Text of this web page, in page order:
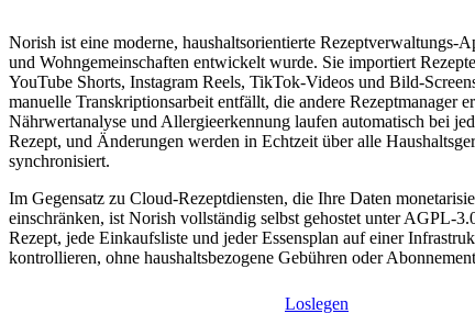
Norish ist eine moderne, haushaltsorientierte Rezeptverwaltungs-
und Wohngemeinschaften entwickelt wurde. Sie importiert
YouTube Shorts, Instagram Reels, TikTok-Videos und Bild-
manuelle Transkriptionsarbeit entfällt, die andere Rezeptmanager
Nährwertanalyse und Allergieerkennung laufen automatisch bei
Rezept, und Änderungen werden in Echtzeit über alle
synchronisiert.
Im Gegensatz zu Cloud-Rezeptdiensten, die Ihre Daten
einschränken, ist Norish vollständig selbst gehostet unter AGPL-
Rezept, jede Einkaufsliste und jeder Essensplan auf einer
kontrollieren, ohne haushaltsbezogene Gebühren oder
Loslegen